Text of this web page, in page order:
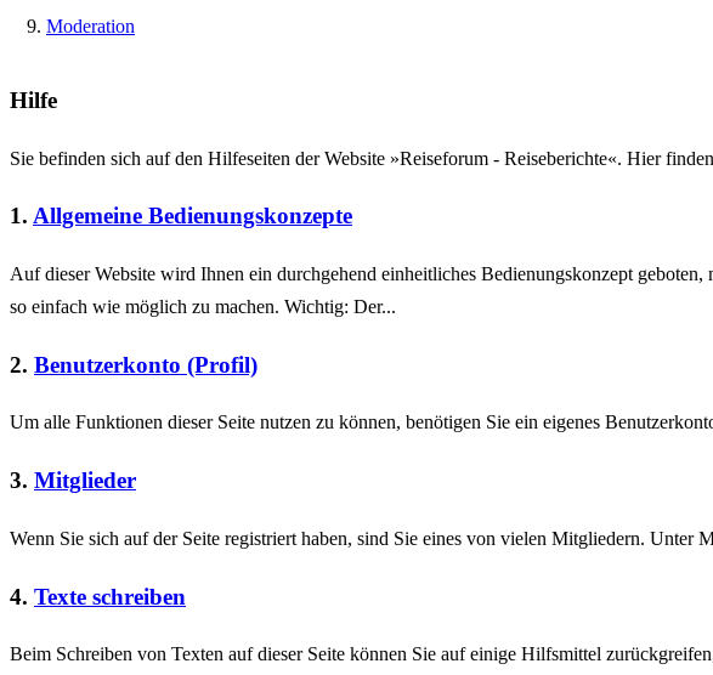
Moderation
Hilfe
Sie befinden sich auf den Hilfeseiten der Website »Reiseforum - Reiseberichte«. Hier
1. Allgemeine Bedienungskonzepte
Auf dieser Website wird Ihnen ein durchgehend einheitliches Bedienungskonzept
so einfach wie möglich zu machen. Wichtig: Der...
2. Benutzerkonto (Profil)
Um alle Funktionen dieser Seite nutzen zu können, benötigen Sie ein eigenes
3. Mitglieder
Wenn Sie sich auf der Seite registriert haben, sind Sie eines von vielen Mitgliedern.
4. Texte schreiben
Beim Schreiben von Texten auf dieser Seite können Sie auf einige Hilfsmittel